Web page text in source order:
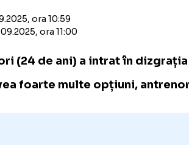
ora 10:59
ora 11:00
(24 de ani) a intrat în
foarte multe opțiuni,